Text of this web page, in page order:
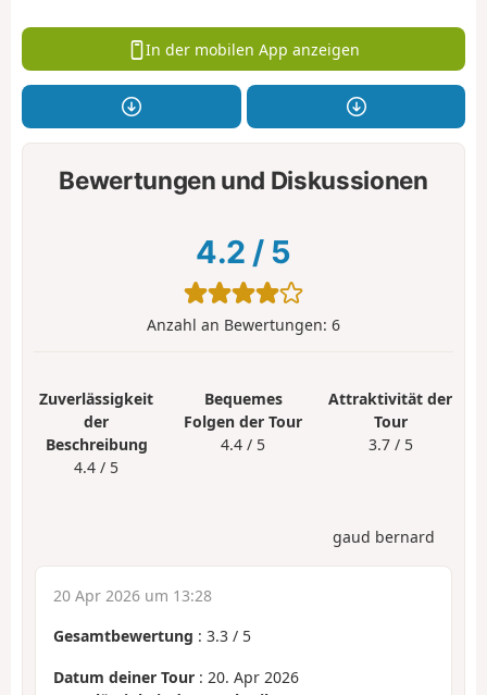
In der mobilen App anzeigen
Bewertungen und Diskussionen
4.2 / 5
Anzahl an Bewertungen: 6
Zuverlässigkeit
der
Beschreibung
4.4 / 5
Bequemes
Folgen der Tour
4.4 / 5
Attraktivität der
Tour
3.7 / 5
gaud bernard
20 Apr 2026 um 13:28
Gesamtbewertung : 3.3 / 5
Datum deiner Tour : 20. Apr 2026